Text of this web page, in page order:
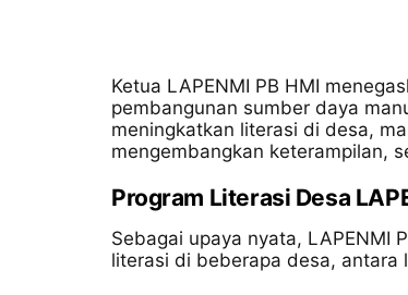
Ketua LAPENMI PB HMI
pembangunan sumber daya
meningkatkan literasi di desa,
mengembangkan keterampilan,
Program Literasi Desa
Sebagai upaya nyata, LAPENMI
literasi di beberapa desa, antara